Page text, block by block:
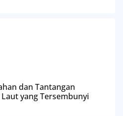
dan Tantangan
yang Tersembunyi